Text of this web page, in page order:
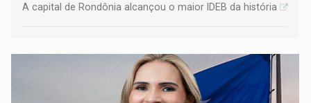
A capital de Rondônia alcançou o maior IDEB da história